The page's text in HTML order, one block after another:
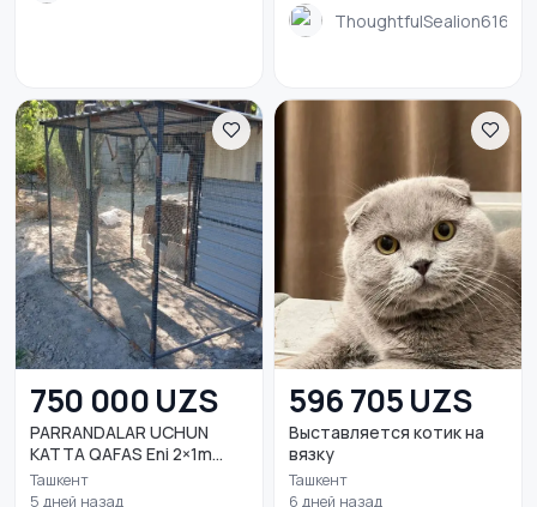
ThoughtfulSealion616
750 000 UZS
PARRANDALAR UCHUN
KATTA QAFAS Eni 2×1m...
Ташкент
5 дней назад
596 705 UZS
Выставляется котик на
вязку
Ташкент
6 дней назад